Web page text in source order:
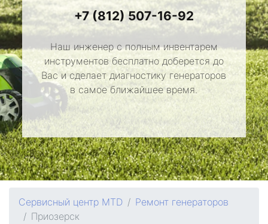
+7 (812) 507-16-92
Наш инженер с полным инвентарем
инструментов бесплатно доберется до
Вас и сделает диагностику генераторов
в самое ближайшее время.
Сервисный центр MTD
Ремонт генераторов
Приозерск